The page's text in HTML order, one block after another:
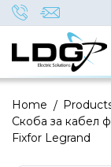
/
Home
Скоба за кабел
Fixfor Legrand